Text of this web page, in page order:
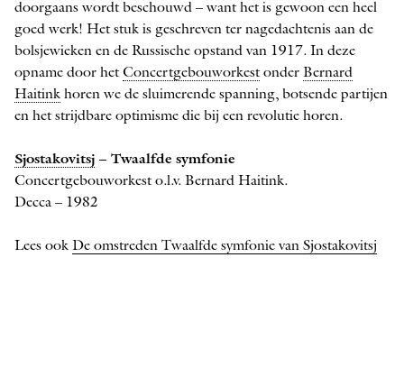
doorgaans wordt beschouwd – want het is gewoon een heel
goed werk! Het stuk is geschreven ter nagedachtenis aan de
bolsjewieken en de Russische opstand van 1917. In deze
opname door hetConcertgebouworkestonder Bernard
Haitink horen we de sluimerende spanning, botsende partijen
en het strijdbare optimisme die bij een revolutie horen.
Sjostakovitsj – Twaalfde symfonie
Concertgebouworkest o.l.v. Bernard Haitink.
Decca – 1982
Lees ook De omstreden Twaalfde symfonie van Sjostakovitsj